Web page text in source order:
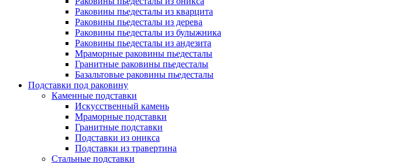
Раковины пьедесталы из кварцита
Раковины пьедесталы из дерева
Раковины пьедесталы из булыжника
Раковины пьедесталы из андезита
Мраморные раковины пьедесталы
Гранитные раковины пьедесталы
Базальтовые раковины пьедесталы
Подставки под раковину
Каменные подставки
Искусственный камень
Мраморные подставки
Гранитные подставки
Подставки из оникса
Подставки из травертина
Стальные подставки